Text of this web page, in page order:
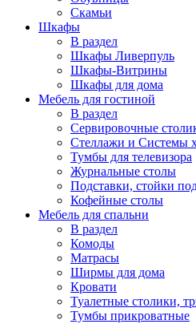
Скамьи
Шкафы
В раздел
Шкафы Ливерпуль
Шкафы-Витрины
Шкафы для дома
Мебель для гостиной
В раздел
Сервировочные
Стеллажи и Системы
Тумбы для телевизора
Журнальные столы
Подставки, стойки
Кофейные столы
Мебель для спальни
В раздел
Комоды
Матрасы
Ширмы для дома
Кровати
Туалетные столики,
Тумбы прикроватные